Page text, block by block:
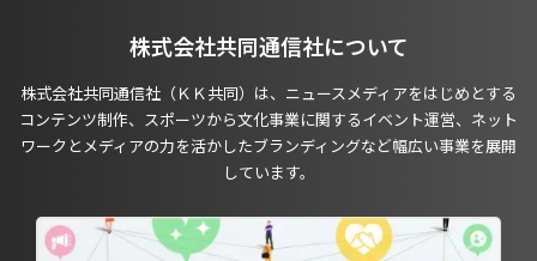
株式会社共同通信社について
株式会社共同通信社（ＫＫ共同）は、ニュースメディアをはじめとする
コンテンツ制作、スポーツから文化事業に関するイベント運営、ネット
ワークとメディアの力を活かしたブランディングなど幅広い事業を展開
しています。